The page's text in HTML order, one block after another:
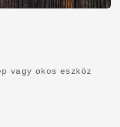
vagy okos eszköz